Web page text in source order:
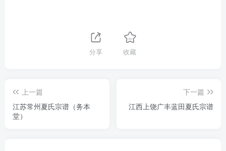
分享 收藏
上一篇
江苏常州夏氏宗谱（务本
堂）
下一篇
江西上饶广丰蓝田夏氏宗谱